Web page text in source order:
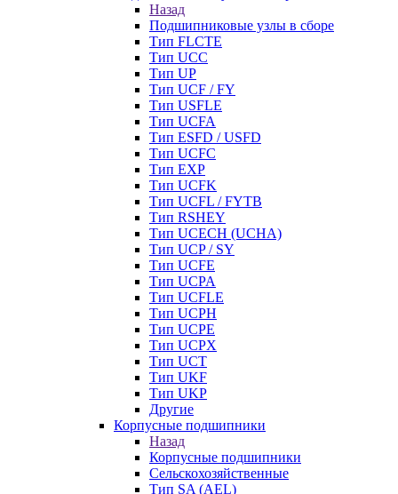
Назад
Подшипниковые узлы в сборе
Тип FLCTE
Тип UCC
Тип UP
Тип UCF / FY
Тип USFLE
Тип UCFA
Тип ESFD / USFD
Тип UCFC
Тип EXP
Тип UCFK
Тип UCFL / FYTB
Тип RSHEY
Тип UCECH (UCHA)
Тип UCP / SY
Тип UCFE
Тип UCPA
Тип UCFLE
Тип UCPH
Тип UCPE
Тип UCPX
Тип UCT
Тип UKF
Тип UKP
Другие
Корпусные подшипники
Назад
Корпусные подшипники
Сельскохозяйственные
Тип SA (AEL)